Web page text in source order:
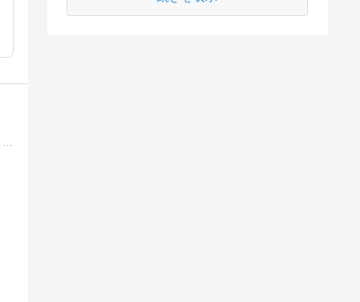
ネットビジネスへの挑戦記を書いていきます。老後の生活が不安だという意見もありますが、ネットビジネス、とりわけアフィリエイトで稼ぐことを学べば、死ぬまで現役です…